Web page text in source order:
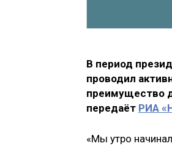
В период
проводил
преимущество
передаёт РИА
«Мы утро